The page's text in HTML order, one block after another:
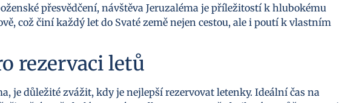
přesvědčení, návštěva Jeruzaléma je příležitostí k hlubokému
což činí každý let do Svaté země nejen cestou, ale i poutí k vlastním
rezervaci letů
je důležité zvážit, kdy je nejlepší rezervovat letenky. Ideální čas na